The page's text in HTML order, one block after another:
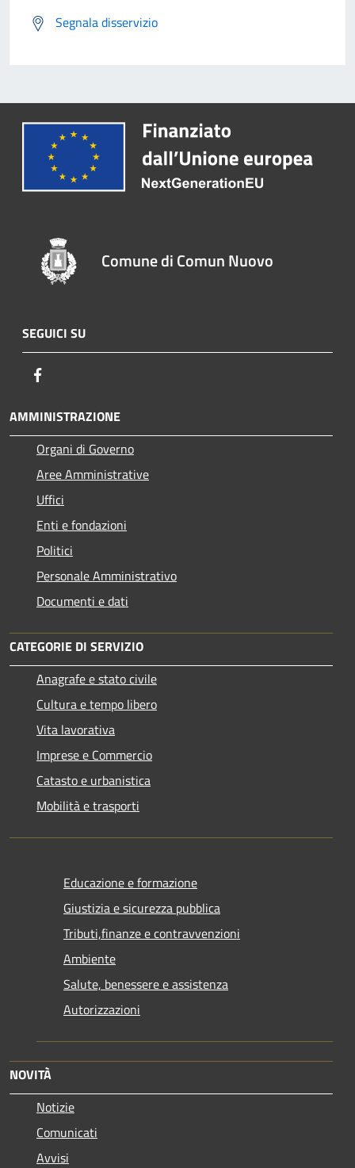
Segnala disservizio
Comune di Comun Nuovo
SEGUICI SU
AMMINISTRAZIONE
Organi di Governo
Aree Amministrative
Uffici
Enti e fondazioni
Politici
Personale Amministrativo
Documenti e dati
CATEGORIE DI SERVIZIO
Anagrafe e stato civile
Cultura e tempo libero
Vita lavorativa
Imprese e Commercio
Catasto e urbanistica
Mobilità e trasporti
Educazione e formazione
Giustizia e sicurezza pubblica
Tributi,finanze e contravvenzioni
Ambiente
Salute, benessere e assistenza
Autorizzazioni
NOVITÀ
Notizie
Comunicati
Avvisi